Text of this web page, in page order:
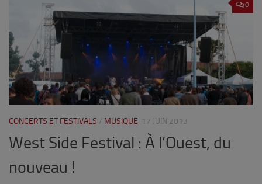
0
CONCERTS ET FESTIVALS / MUSIQUE 17 JUIN 2013
West Side Festival : À l’Ouest, du
nouveau !